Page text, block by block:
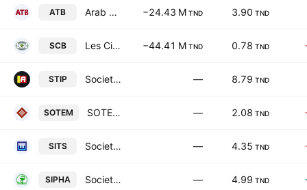
ATB Arab Tunisian Bank SA −24.43 M TND 3.90 TND
SCB Les Ciments de Bizerte SA −44.41 M TND 0.78 TND
STIP Societe Tunisienne des Industries de Pneumatiques — 8.79 TND
SOTEM SOTEMAIL SA — 2.08 TND
SITS Societe Immobiliere Tuniso-Seoudienne SA — 4.35 TND
SIPHA Societe des Industries Pharmaceutiques de Tunisie SA — 4.99 TND